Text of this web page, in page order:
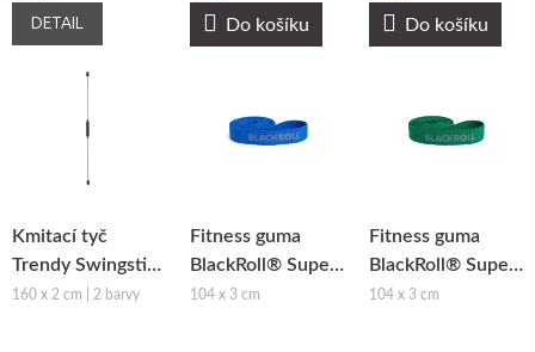
DETAIL
Do košíku
Do košíku
Kmitací tyč
Trendy Swingstick
Chicote
160 x 2 cm | 2 barvy
Fitness guma
BlackRoll® Super
Band - silná zátěž
104 x 3 cm
Fitness guma
BlackRoll® Super
Band - střední
104 x 3 cm